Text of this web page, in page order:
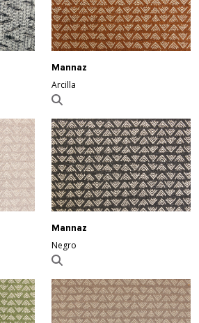
Mannaz
Arcilla
Mannaz
Negro